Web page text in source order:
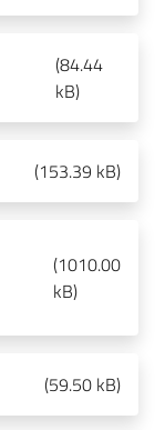
(84.44
kB)
(153.39 kB)
(1010.00
kB)
(59.50 kB)